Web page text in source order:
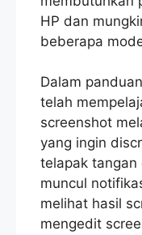
HP dan
beberapa
Dalam
telah
screenshot
yang ingin
telapak tangan
muncul
melihat hasil
mengedit